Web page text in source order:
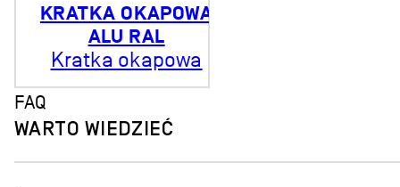
KRATKA OKAPOWA
ALU RAL
Kratka okapowa
FAQ
WARTO WIEDZIEĆ